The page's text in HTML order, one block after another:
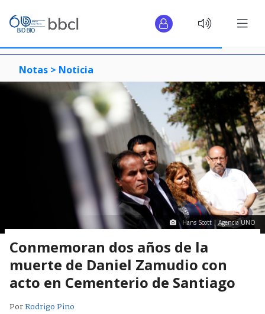
Notas > Noticia
Hans Scott | Agencia UNO
Conmemoran dos años de la
muerte de Daniel Zamudio con
acto en Cementerio de Santiago
PorRodrigo Pino